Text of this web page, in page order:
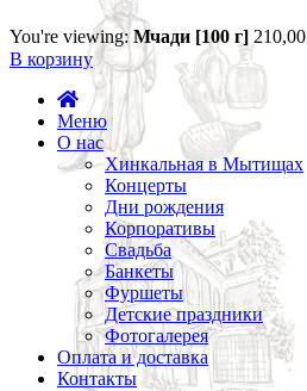
You're viewing: Мчади [100 г] 210,00
В корзину
Меню
О нас
Хинкальная в Мытищах
Концерты
Дни рождения
Корпоративы
Свадьба
Банкеты
Фуршеты
Детские праздники
Фотогалерея
Оплата и доставка
Контакты